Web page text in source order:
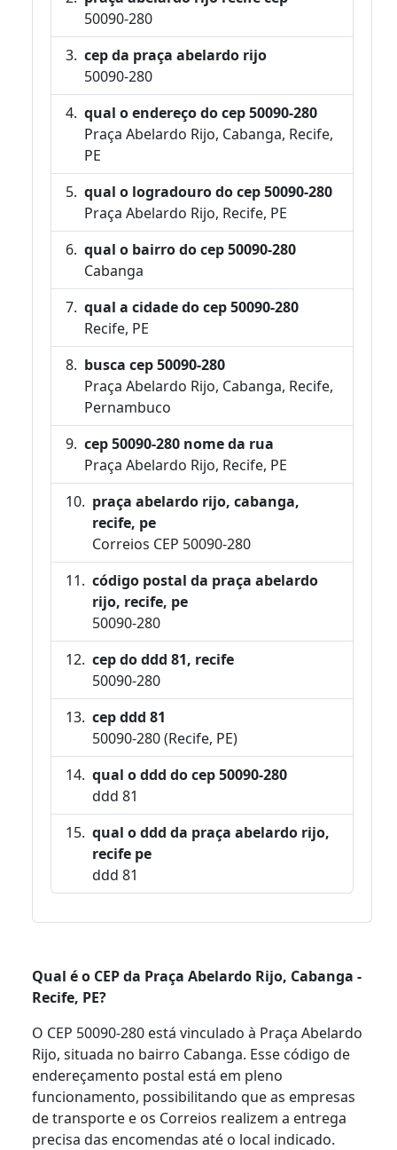
50090-280
cep da praça abelardo rijo
50090-280
qual o endereço do cep 50090-280
Praça Abelardo Rijo, Cabanga, Recife,
PE
qual o logradouro do cep 50090-280
Praça Abelardo Rijo, Recife, PE
qual o bairro do cep 50090-280
Cabanga
qual a cidade do cep 50090-280
Recife, PE
busca cep 50090-280
Praça Abelardo Rijo, Cabanga, Recife,
Pernambuco
cep 50090-280 nome da rua
Praça Abelardo Rijo, Recife, PE
praça abelardo rijo, cabanga,
recife, pe
Correios CEP 50090-280
código postal da praça abelardo
rijo, recife, pe
50090-280
cep do ddd 81, recife
50090-280
cep ddd 81
50090-280 (Recife, PE)
qual o ddd do cep 50090-280
ddd 81
qual o ddd da praça abelardo rijo,
recife pe
ddd 81
Qual é o CEP da Praça Abelardo Rijo, Cabanga -
Recife, PE?
O CEP 50090-280 está vinculado à Praça Abelardo
Rijo, situada no bairro Cabanga. Esse código de
endereçamento postal está em pleno
funcionamento, possibilitando que as empresas
de transporte e os Correios realizem a entrega
precisa das encomendas até o local indicado.